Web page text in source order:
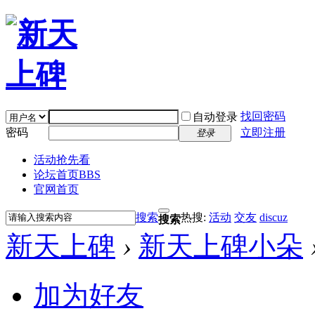
自动登录 找回密码
密码
登录 立即注册
活动抢先看
论坛首页BBS
官网首页
搜索搜索热搜: 活动 交友 discuz
新天上碑 › 新天上碑小朵
加为好友